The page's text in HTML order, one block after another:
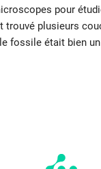
pour
trouvé plusieurs
fossile était bien